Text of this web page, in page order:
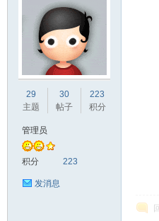
29
主题
30
帖子
223
积分
管理员
积分 223
发消息